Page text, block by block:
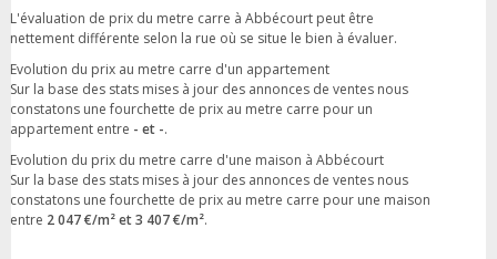
L'évaluation de prix du metre carre à Abbécourt peut être
nettement différente selon la rue où se situe le bien à évaluer.
Evolution du prix au metre carre d'un appartement
Sur la base des stats mises à jour des annonces de ventes nous
constatons une fourchette de prix au metre carre pour un
appartement entre - et -.
Evolution du prix du metre carre d'une maison à Abbécourt
Sur la base des stats mises à jour des annonces de ventes nous
constatons une fourchette de prix au metre carre pour une maison
entre 2 047 €/m² et 3 407 €/m².